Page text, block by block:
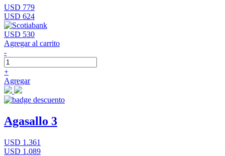
USD 779
USD 624
USD 530
Agregar al carrito
-
+
Agregar
Agasallo 3
USD 1.361
USD 1.089